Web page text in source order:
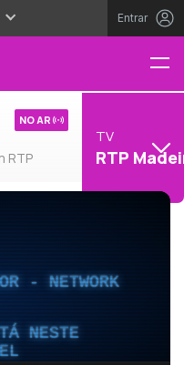
Entrar
RTP
NO AR
TV
RTP
- NETWORK
NESTE